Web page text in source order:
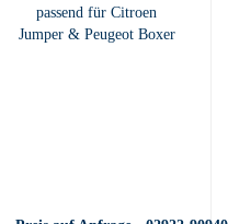
passend für Citroen
Jumper & Peugeot Boxer